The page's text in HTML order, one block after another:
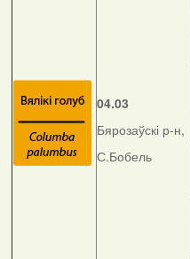
04.03
Бярозаўскі р-н,
С.Бобель